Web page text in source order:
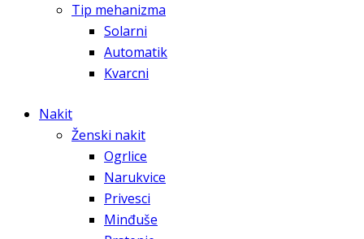
Tip mehanizma
Solarni
Automatik
Kvarcni
Nakit
Ženski nakit
Ogrlice
Narukvice
Privesci
Minđuše